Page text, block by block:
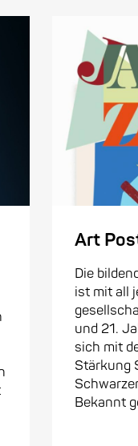
Art
Die
ist mit all
und 21.
sich mit
Stärkung
Bekannt